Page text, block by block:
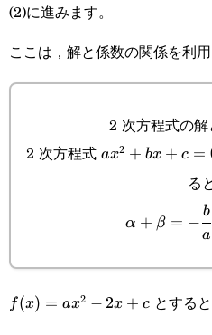
(2)に進みます。
ここは，解と係数の関係を利用
2 次方程式の
2 次方程式ax^2+bx+c=0
ax2 + bx + c =
る
α + β = −
a
b
f(x)=ax^2-
f(x) = ax2 − 2x + c とすると